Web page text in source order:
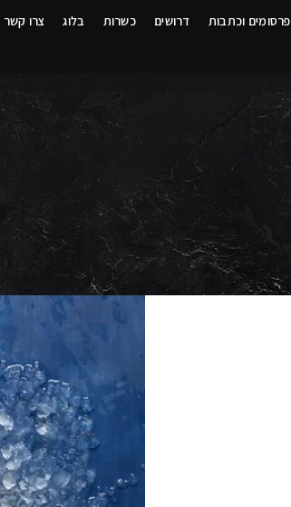
פרסומים וכתבות דרושים כשרות בלוג צרו קשר